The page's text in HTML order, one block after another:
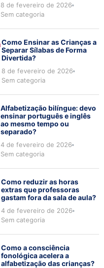
8 de fevereiro de 2026
Sem categoria
Como Ensinar as Crianças a
Separar Sílabas de Forma
Divertida?
8 de fevereiro de 2026
Sem categoria
Alfabetização bilíngue: devo
ensinar português e inglês
ao mesmo tempo ou
separado?
4 de fevereiro de 2026
Sem categoria
Como reduzir as horas
extras que professoras
gastam fora da sala de aula?
4 de fevereiro de 2026
Sem categoria
Como a consciência
fonológica acelera a
alfabetização das crianças?